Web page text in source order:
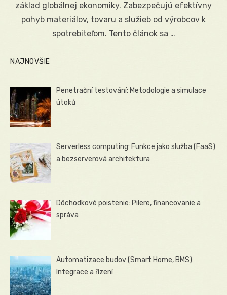
základ globálnej ekonomiky. Zabezpečujú efektívny
pohyb materiálov, tovaru a služieb od výrobcov k
spotrebiteľom. Tento článok sa …
NAJNOVŠIE
Penetrační testování: Metodologie a simulace
útoků
Serverless computing: Funkce jako služba (FaaS)
a bezserverová architektura
Dôchodkové poistenie: Pilere, financovanie a
správa
Automatizace budov (Smart Home, BMS):
Integrace a řízení